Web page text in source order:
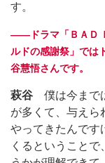
す。
――ドラマ「ＢＡＤ
ルドの感謝祭」では
谷慧悟さんです。
萩谷 僕は今まで
が多くて、与えら
やってきたんです
くるということ